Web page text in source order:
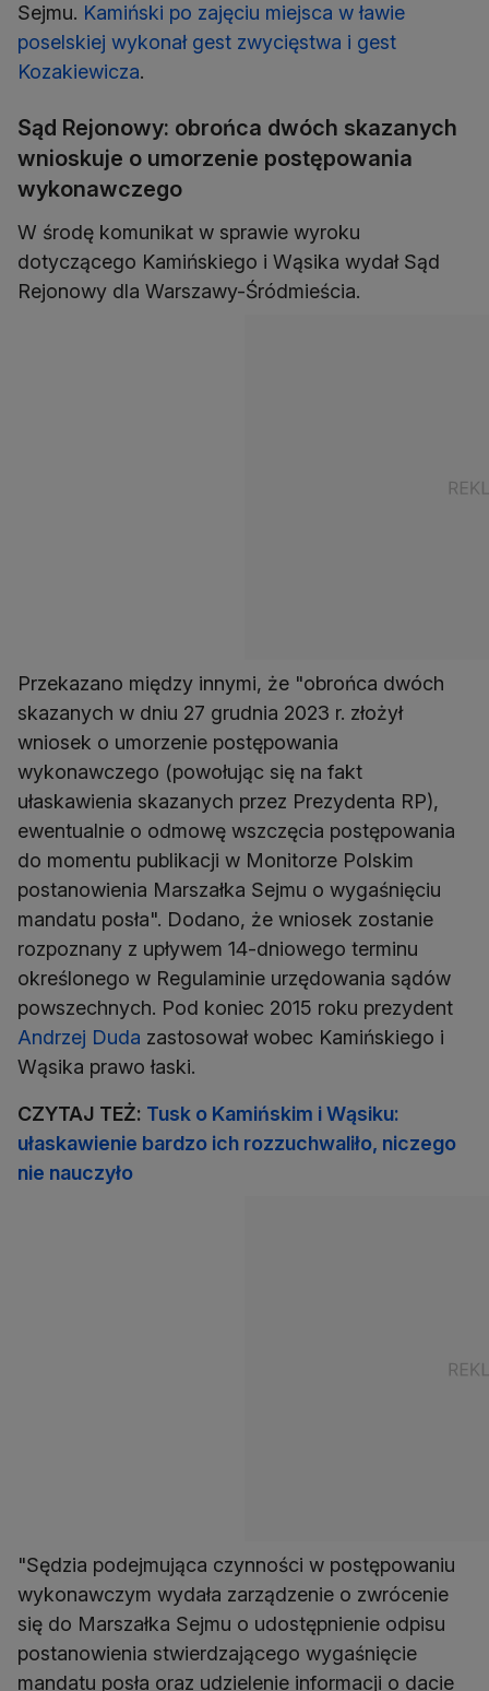
Sejmu. Kamiński po zajęciu miejsca w ławie
poselskiej wykonał gest zwycięstwa i gest
Kozakiewicza.
Sąd Rejonowy: obrońca dwóch skazanych
wnioskuje o umorzenie postępowania
wykonawczego
W środę komunikat w sprawie wyroku
dotyczącego Kamińskiego i Wąsika wydał Sąd
Rejonowy dla Warszawy-Śródmieścia.
Przekazano między innymi, że "obrońca dwóch
skazanych w dniu 27 grudnia 2023 r. złożył
wniosek o umorzenie postępowania
wykonawczego (powołując się na fakt
ułaskawienia skazanych przez Prezydenta RP),
ewentualnie o odmowę wszczęcia postępowania
do momentu publikacji w Monitorze Polskim
postanowienia Marszałka Sejmu o wygaśnięciu
mandatu posła". Dodano, że wniosek zostanie
rozpoznany z upływem 14-dniowego terminu
określonego w Regulaminie urzędowania sądów
powszechnych. Pod koniec 2015 roku prezydent
Andrzej Duda zastosował wobec Kamińskiego i
Wąsika prawo łaski.
CZYTAJ TEŻ: Tusk o Kamińskim i Wąsiku:
ułaskawienie bardzo ich rozzuchwaliło, niczego
nie nauczyło
"Sędzia podejmująca czynności w postępowaniu
wykonawczym wydała zarządzenie o zwrócenie
się do Marszałka Sejmu o udostępnienie odpisu
postanowienia stwierdzającego wygaśnięcie
mandatu posła oraz udzielenie informacji o dacie